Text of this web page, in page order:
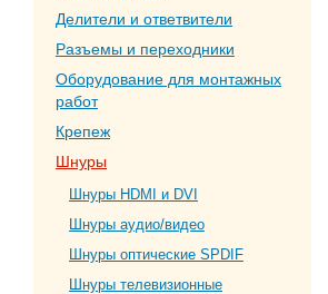
Делители и ответвители
Разъемы и переходники
Оборудование для монтажных
работ
Крепеж
Шнуры
Шнуры HDMI и DVI
Шнуры аудио/видео
Шнуры оптические SPDIF
Шнуры телевизионные